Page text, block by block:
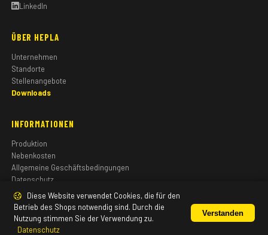
LinkedIn
ÜBER HEPLA
Unternehmen
Standorte
Stellenangebote
Downloads
INFORMATIONEN
Produktion
Nebenkosten
Allgemeine Geschäftsbedingungen
Datenschutz
Impressum
Diese Website verwendet Cookies, die für den
Betrieb des Shops notwendig sind. Durch die
Nutzung stimmen Sie der Verwendung zu.
Datenschutz
Verstanden